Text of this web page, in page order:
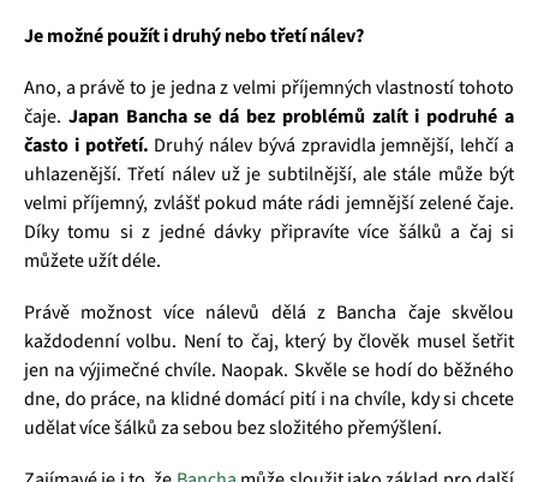
Je možné použít i druhý nebo třetí nálev?
Ano, a právě to je jedna z velmi příjemných vlastností tohoto
čaje. Japan Bancha se dá bez problémů zalít i podruhé a
často i potřetí. Druhý nálev bývá zpravidla jemnější, lehčí a
uhlazenější. Třetí nálev už je subtilnější, ale stále může být
velmi příjemný, zvlášť pokud máte rádi jemnější zelené čaje.
Díky tomu si z jedné dávky připravíte více šálků a čaj si
můžete užít déle.
Právě možnost více nálevů dělá z Bancha čaje skvělou
každodenní volbu. Není to čaj, který by člověk musel šetřit
jen na výjimečné chvíle. Naopak. Skvěle se hodí do běžného
dne, do práce, na klidné domácí pití i na chvíle, kdy si chcete
udělat více šálků za sebou bez složitého přemýšlení.